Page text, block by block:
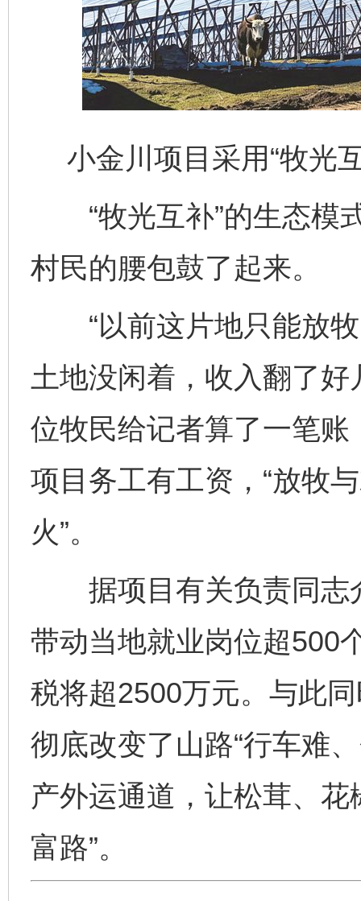
小金川项目采用“牧光
“牧光互补”的生态模
村民的腰包鼓了起来。
“以前这片地只能放牧
土地没闲着，收入翻了
位牧民给记者算了一笔
项目务工有工资，“放牧
火”。
据项目有关负责同志
带动当地就业岗位超500
税将超2500万元。与此
彻底改变了山路“行车难
产外运通道，让松茸、花
富路”。